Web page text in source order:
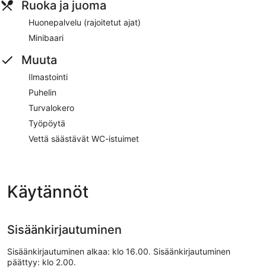
Ruoka ja juoma
Huonepalvelu (rajoitetut ajat)
Minibaari
Muuta
Ilmastointi
Puhelin
Turvalokero
Työpöytä
Vettä säästävät WC-istuimet
Käytännöt
Sisäänkirjautuminen
Sisäänkirjautuminen alkaa: klo 16.00. Sisäänkirjautuminen
päättyy: klo 2.00.